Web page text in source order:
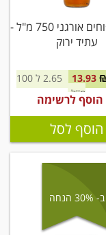
חומץ תפוחים אורגני 750 מ"ל -
עתיד ירוק
13.93
2.65 ל 100
מ''ל
הוסף לרשימה
הוסף לסל
ב- 30% הנחה